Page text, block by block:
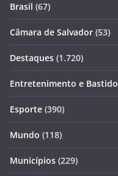
Brasil (67)
Câmara de Salvador (53)
Destaques (1.720)
Entretenimento e
Esporte (390)
Mundo (118)
Municípios (229)